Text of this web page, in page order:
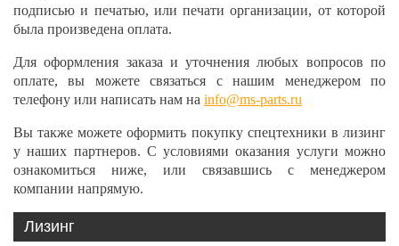
подписью и печатью, или печати организации, от которой
была произведена оплата.
Для оформления заказа и уточнения любых вопросов по
оплате, вы можете связаться с нашим менеджером по
телефону или написать нам на info@ms-parts.ru
Вы также можете оформить покупку спецтехники в лизинг
у наших партнеров. С условиями оказания услуги можно
ознакомиться ниже, или связавшись с менеджером
компании напрямую.
Лизинг